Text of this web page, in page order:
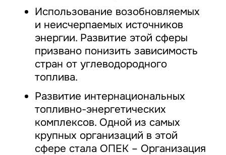
Использование возобновляемых
и неисчерпаемых источников
энергии. Развитие этой сферы
призвано понизить зависимость
стран от углеводородного
топлива.
Развитие интернациональных
топливно-энергетических
комплексов. Одной из самых
крупных организаций в этой
сфере стала ОПЕК – Организация